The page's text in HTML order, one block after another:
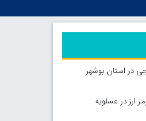
در استان بوشهر
ارز در عسلویه